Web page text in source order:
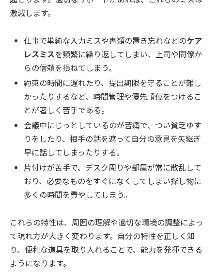
激減します。
仕事で単純な入力ミスや書類の置き忘れなどのケア
レスミスを頻繁に繰り返してしまい、上司や同僚か
らの信頼を損ねてしまう。
約束の時間に遅れたり、提出期限を守ることが難し
かったりするなど、時間管理や優先順位をつけるこ
とが著しく苦手である。
会議中にじっとしているのが苦痛で、つい貧乏ゆす
りをしたり、相手の話を遮って自分の意見を矢継ぎ
早に話してしまったりする。
片付けが苦手で、デスク周りや部屋が常に散乱して
おり、必要なものをすぐになくしてしまい探し物に
多くの時間を費やしてしまう。
これらの特性は、周囲の理解や適切な環境の調整によっ
て現れ方が大きく変わります。自分の特性を正しく知
り、便利な道具を取り入れることで、能力を発揮できる
ようになります。